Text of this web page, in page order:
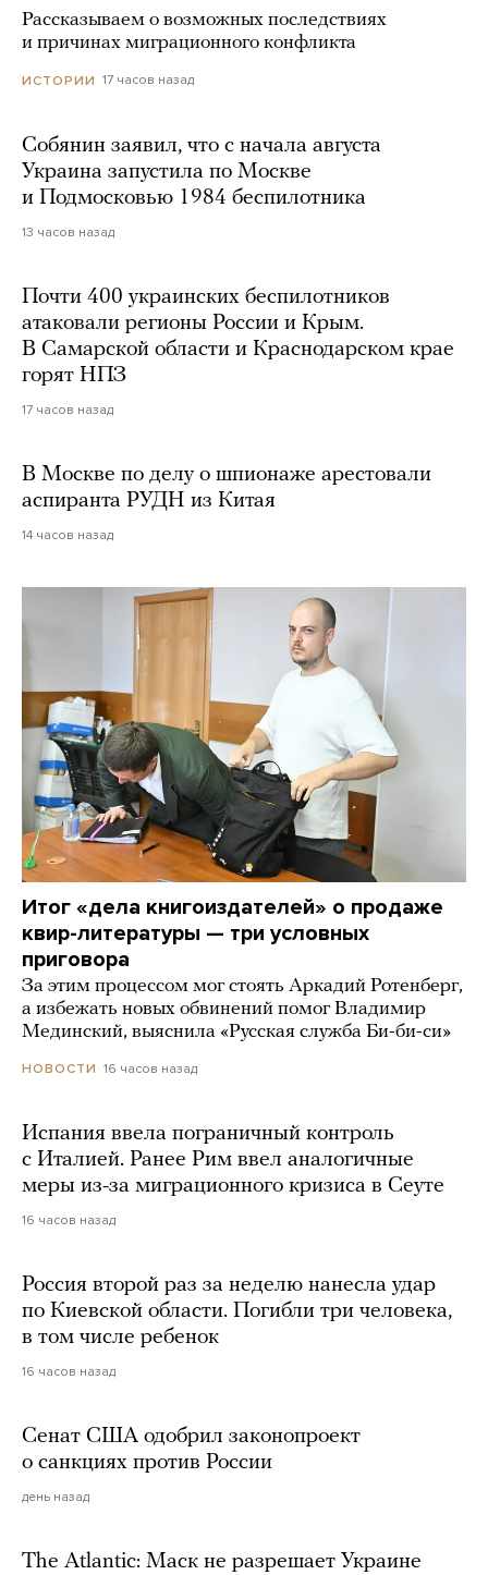
Рассказываем о возможных последствиях
и причинах миграционного конфликта
ИСТОРИИ 17 часов назад
Собянин заявил, что с начала августа
Украина запустила по Москве
и Подмосковью 1984 беспилотника
13 часов назад
Почти 400 украинских беспилотников
атаковали регионы России и Крым.
В Самарской области и Краснодарском крае
горят НПЗ
17 часов назад
В Москве по делу о шпионаже арестовали
аспиранта РУДН из Китая
14 часов назад
Итог «дела книгоиздателей» о продаже
квир-литературы — три условных
приговора
За этим процессом мог стоять Аркадий Ротенберг,
а избежать новых обвинений помог Владимир
Мединский, выяснила «Русская служба Би-би-си»
НОВОСТИ 16 часов назад
Испания ввела пограничный контроль
с Италией. Ранее Рим ввел аналогичные
меры из-за миграционного кризиса в Сеуте
16 часов назад
Россия второй раз за неделю нанесла удар
по Киевской области. Погибли три человека,
в том числе ребенок
16 часов назад
Сенат США одобрил законопроект
о санкциях против России
день назад
The Atlantic: Маск не разрешает Украине